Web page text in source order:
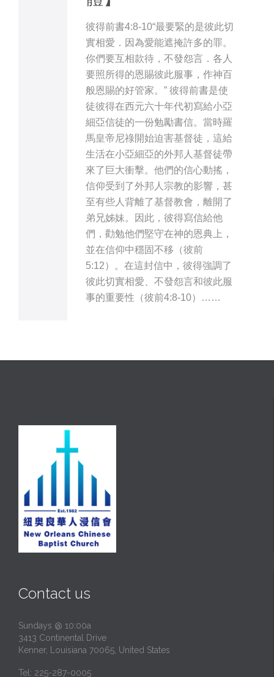
彼得前書4:8-10“最要緊的是彼此切
實相愛．因為愛能遮掩許多的罪。
你們要互相款待，不發怨言．各人
要照所得的恩賜彼此服事，作神百
般恩賜的好管家。” 彼得前書是使
徒彼得在西元六十年代初寫給小亞
細亞信徒的一份勉勵書信。當時羅
馬皇帝尼祿開始迫害基督徒，這給
生活在小亞細亞的外邦人基督徒帶
來了巨大衝擊。他們的信心動搖，
信仰受到了外邦人宗教的影響，甚
至有些人背離了基督教會，離開了
弟兄姊妹。因此，彼得寫信給他
們，勸勉他們堅守在神的恩典上，
並在信仰中穩固不移（彼前
5:12）。在這封信中，彼得強調了
彼此切實相愛、不發怨言和彼此服
事的重要性（彼前4:8-10）……
Contact us
Sundays @ 10:00a
3413 Continental Drive
Kenner, Louisiana 70065, United States
Tel: 225-287-0005